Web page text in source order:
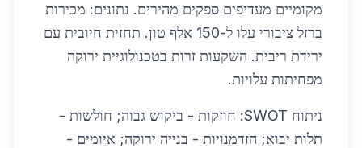
מקומיים מעדיפים ספקים מהירים. נתונים: מכירות
ברזל ציבורי עלו ל-150 אלף טון. תחזית חיובית עם
ירידת ריבית. השקעות זרות בטכנולוגיית ירוקה
מפחיתות עלויות.
ניתוח SWOT: חוזקות - ביקוש גבוה; חולשות -
תלות יבוא; הזדמנויות - בנייה ירוקה; איומים -